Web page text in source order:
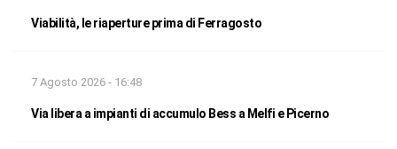
Viabilità, le riaperture prima di Ferragosto
7 Agosto 2026 - 16:48
Via libera a impianti di accumulo Bess a Melfi e Picerno